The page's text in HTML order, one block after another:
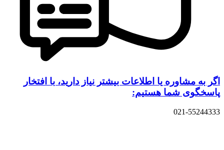
اگر به مشاوره یا اطلاعات بیشتر نیاز دارید، با افتخار
پاسخگوی شما هستیم:
021-55244333